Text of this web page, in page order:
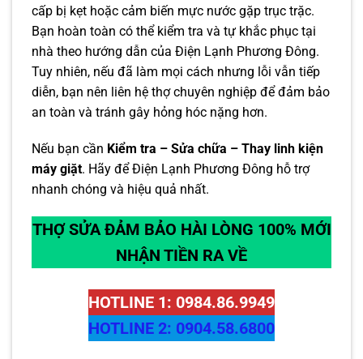
cấp bị kẹt hoặc cảm biến mực nước gặp trục trặc.
Bạn hoàn toàn có thể kiểm tra và tự khắc phục tại
nhà theo hướng dẫn của Điện Lạnh Phương Đông.
Tuy nhiên, nếu đã làm mọi cách nhưng lỗi vẫn tiếp
diễn, bạn nên liên hệ thợ chuyên nghiệp để đảm bảo
an toàn và tránh gây hỏng hóc nặng hơn.
Nếu bạn cần Kiểm tra – Sửa chữa – Thay linh kiện
máy giặt. Hãy để Điện Lạnh Phương Đông hỗ trợ
nhanh chóng và hiệu quả nhất.
THỢ SỬA ĐẢM BẢO HÀI LÒNG 100% MỚI
NHẬN TIỀN RA VỀ
HOTLINE 1: 0984.86.9949
HOTLINE 2: 0904.58.6800